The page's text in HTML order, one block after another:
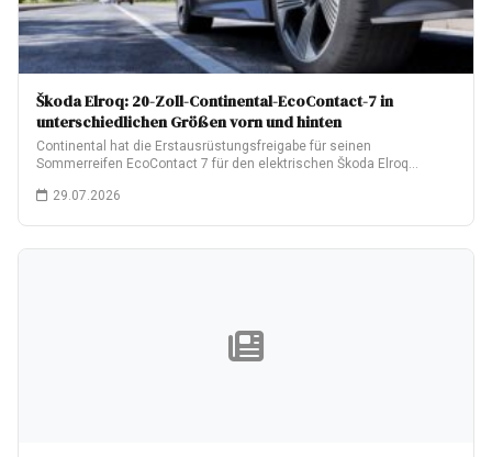
Škoda Elroq: 20-Zoll-Continental-EcoContact-7 in
unterschiedlichen Größen vorn und hinten
Continental hat die Erstausrüstungsfreigabe für seinen
Sommerreifen EcoContact 7 für den elektrischen Škoda Elroq
29.07.2026